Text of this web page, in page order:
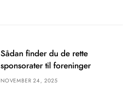
Sådan finder du de rette
sponsorater til foreninger
NOVEMBER 24, 2025